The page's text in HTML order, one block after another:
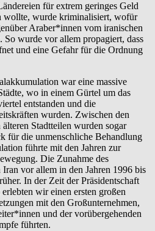
für extrem geringes Geld
wollte, wurde kriminalisiert, wofür
Araber*innen vom iranischen
So wurde vor allem propagiert, dass
und eine Gefahr für die Ordnung
war eine massive
wo in einem Gürtel um das
entstanden und die
wurden. Zwischen den
Stadtteilen wurden sogar
für die unmenschliche Behandlung
führte mit den Jahren zur
Die Zunahme des
vor allem in den Jahren 1996 bis
In der Zeit der Präsidentschaft
wir einen ersten großen
mit den Großunternehmen,
und der vorübergehenden
führten.